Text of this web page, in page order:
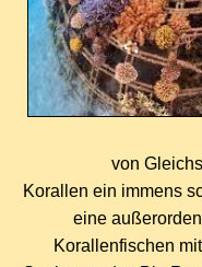
von
Korallen ein immens
eine
Korallenfischen